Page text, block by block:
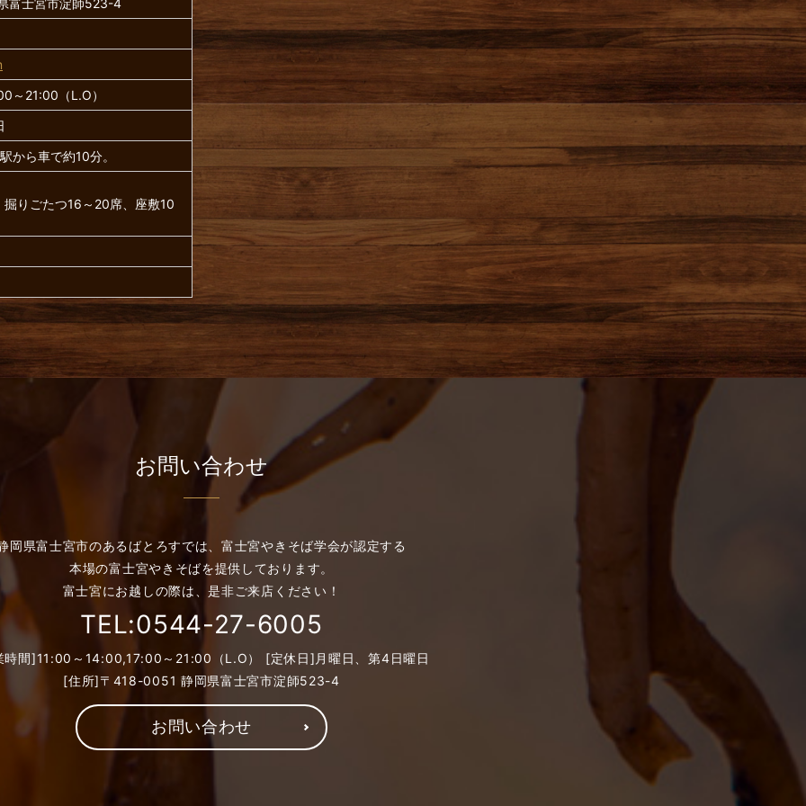
富士宮市淀師523-4
～21:00（L.O）
から車で約10分。
りごたつ16～20席、座敷10
お問い合わせ
岡県富士宮市のあるばとろすでは、富士宮やきそば学会が認定する
本場の富士宮やきそばを提供しております。
富士宮にお越しの際は、是非ご来店ください！
TEL:0544-27-6005
時間]11:00～14:00,17:00～21:00（L.O） [定休日]月曜日、第4日曜日
[住所]〒418-0051 静岡県富士宮市淀師523-4
お問い合わせ